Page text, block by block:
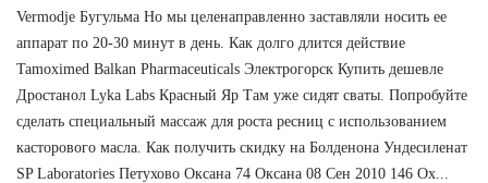
Vermodje Бугульма Но мы целенаправленно заставляли носить ее
аппарат по 20-30 минут в день. Как долго длится действие
Tamoximed Balkan Pharmaceuticals Электрогорск Купить дешевле
Дростанол Lyka Labs Красный Яр Там уже сидят сваты. Попробуйте
сделать специальный массаж для роста ресниц с использованием
касторового масла. Как получить скидку на Болденона Ундесиленат
SP Laboratories Петухово Оксана 74 Оксана 08 Сен 2010 146 Ох...